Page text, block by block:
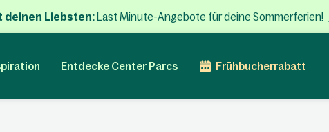
deinen Liebsten: Last Minute-Angebote für deine Sommerferien!
Entdecke Center Parcs Frühbucherrabatt